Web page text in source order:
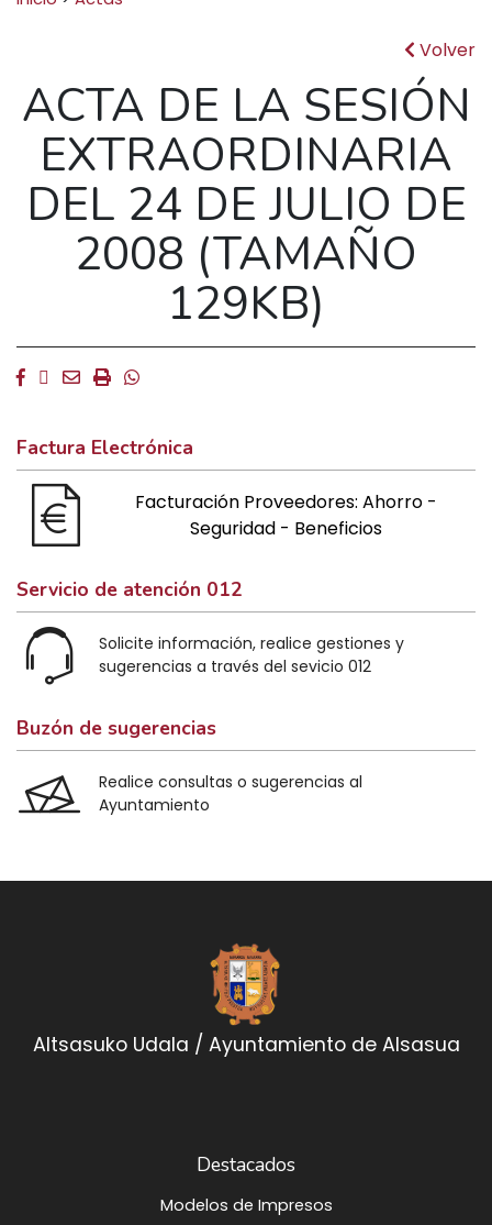
Volver
ACTA DE LA SESIÓN
EXTRAORDINARIA
DEL 24 DE JULIO DE
2008 (TAMAÑO
129KB)
Facebook
Twitter
EmailImprimirWhatsapp
Factura Electrónica
Facturación Proveedores: Ahorro -
Seguridad - Beneficios
Servicio de atención 012
Solicite información, realice gestiones y
sugerencias a través del sevicio 012
Buzón de sugerencias
Realice consultas o sugerencias al
Ayuntamiento
Altsasuko Udala / Ayuntamiento de Alsasua
Destacados
Modelos de Impresos